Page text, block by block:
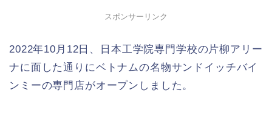
スポンサーリンク
2022年10月12日、日本工学院専門学校の片柳アリー
ナに面した通りにベトナムの名物サンドイッチバイ
ンミーの専門店がオープンしました。